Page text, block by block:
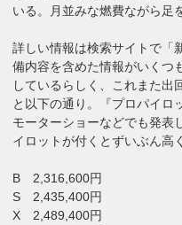
いる。月並みな燃費ながら足
詳しい情報は検索サイトで「
備内容を含めた情報がいくつ
しているらしく、これまた出
と以下の通り。『プロパイロ
モーターショーなどでも発表
イロットが付くとずいぶん高
B 2,316,600円
S 2,435,400円
X 2,489,400円